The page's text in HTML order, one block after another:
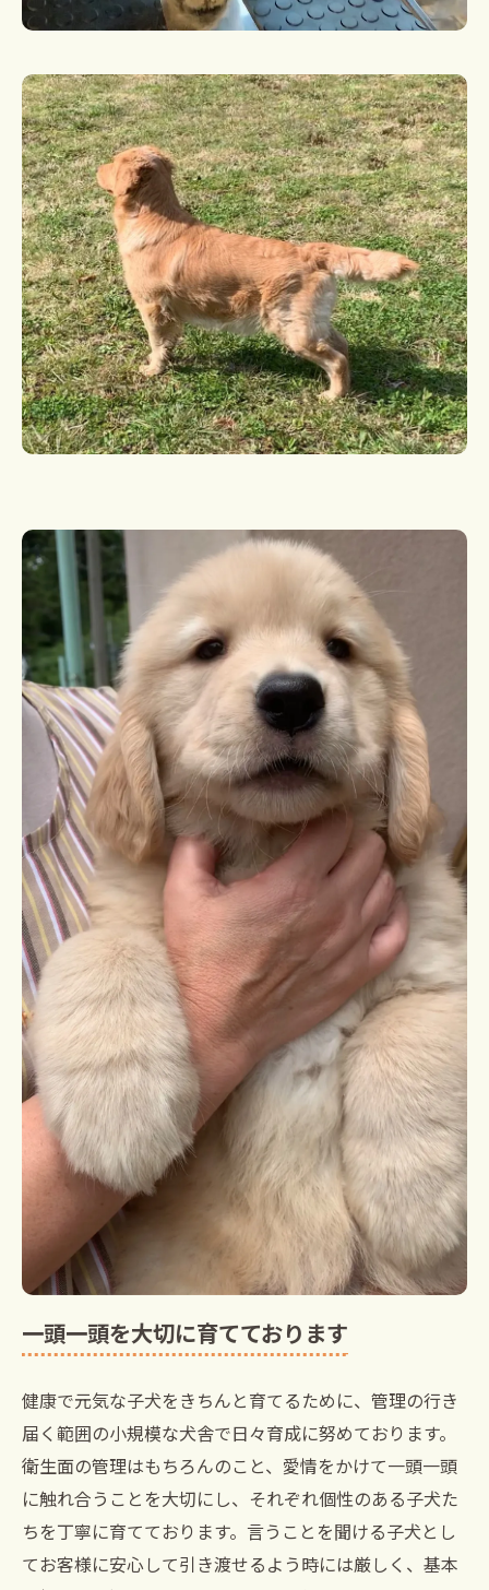
一頭一頭を大切に育てております
健康で元気な子犬をきちんと育てるために、管理の行き
届く範囲の小規模な犬舎で日々育成に努めております。
衛生面の管理はもちろんのこと、愛情をかけて一頭一頭
に触れ合うことを大切にし、それぞれ個性のある子犬た
ちを丁寧に育てております。言うことを聞ける子犬とし
てお客様に安心して引き渡せるよう時には厳しく、基本